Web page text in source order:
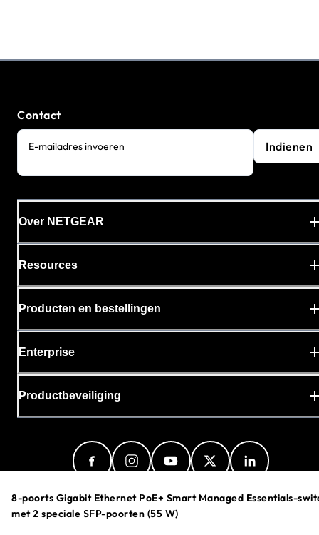
8-poorts Gigabit Ethernet PoE+ Smart Managed Essentials-
met 2 speciale SFP-poorten (55 W)
Contact
E-mailadres invoeren Indienen
Over NETGEAR
Resources
Producten en bestellingen
Enterprise
Productbeveiliging
Netherlands (Dutch)